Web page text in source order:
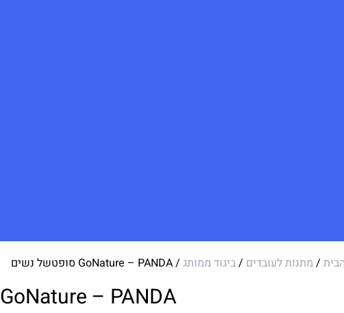
/ מתנות לעובדים /ביגוד ממותג / GoNature – PANDA סופטשל נשים
GoNature – PANDA סופטשל נשים